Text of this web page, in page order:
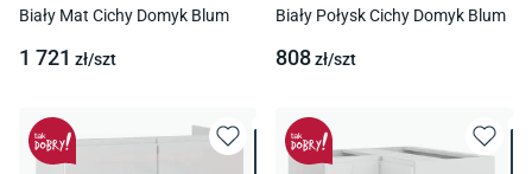
Biały Mat Cichy Domyk Blum
1 721 zł/szt
Biały Połysk Cichy Domyk Blum
808zł/szt